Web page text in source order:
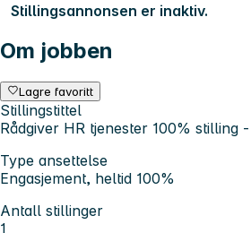
Stillingsannonsen er inaktiv.
Om jobben
Lagre favoritt
Stillingstittel
Rådgiver HR tjenester 100% stilling
Type ansettelse
Engasjement, heltid 100%
Antall stillinger
1